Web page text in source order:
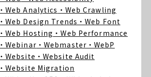
・Web Analytics ・Web Crawling
・Web Design Trends ・Web Font
・Web Hosting ・Web Performance
・Webinar ・Webmaster ・WebP
・Website ・Website Audit
・Website Migration